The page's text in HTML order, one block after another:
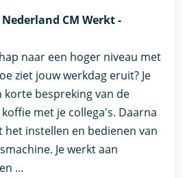
Nederland CM Werkt -
naar een hoger niveau met
ziet jouw werkdag eruit? Je
bespreking van de
met je collega's. Daarna
het instellen en bedienen van
Je werkt aan
…